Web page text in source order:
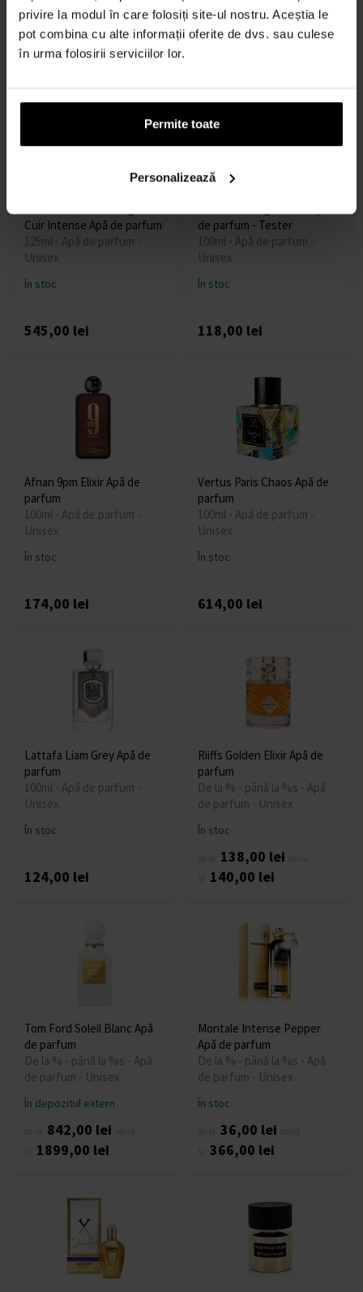
privire la modul în care folosiți site-ul nostru. Aceștia le
pot combina cu alte informații oferite de dvs. sau culese
în urma folosirii serviciilor lor.
Permite toate
Personalizează
În stoc
de la584,00 leipână
la 884,00 lei
În stoc
Cuir Intense Apă de parfum
125ml - Apă de parfum -
Unisex
În stoc
545,00 lei
de parfum - Tester
100ml - Apă de parfum -
Unisex
În stoc
118,00 lei
Afnan 9pm Elixir Apă de
parfum
100ml - Apă de parfum -
Unisex
În stoc
174,00 lei
Vertus Paris Chaos Apă de
parfum
100ml - Apă de parfum -
Unisex
În stoc
614,00 lei
Lattafa Liam Grey Apă de
parfum
100ml - Apă de parfum -
Unisex
În stoc
124,00 lei
Riiffs Golden Elixir Apă de
parfum
De la % - până la %s - Apă
de parfum - Unisex
În stoc
138,00 lei
140,00 lei
Tom Ford Soleil Blanc Apă
de parfum
De la % - până la %s - Apă
de parfum - Unisex
În depozitul extern
842,00 lei
1899,00 lei
Montale Intense Pepper
Apă de parfum
De la % - până la %s - Apă
de parfum - Unisex
În stoc
36,00 lei
366,00 lei